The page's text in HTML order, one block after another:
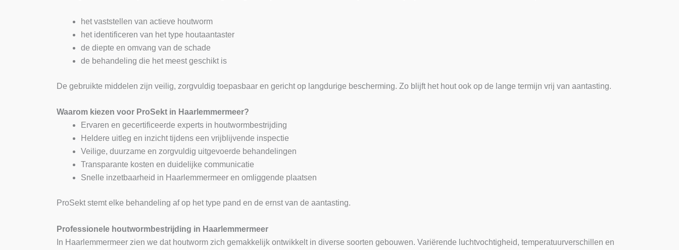
het vaststellen van actieve houtworm
het identificeren van het type houtaantaster
de diepte en omvang van de schade
de behandeling die het meest geschikt is
De gebruikte middelen zijn veilig, zorgvuldig toepasbaar en gericht op langdurige bescherming. Zo blijft het hout ook op de lange termijn vrij van aantasting.
Waarom kiezen voor ProSekt in Haarlemmermeer?
Ervaren en gecertificeerde experts in houtwormbestrijding
Heldere uitleg en inzicht tijdens een vrijblijvende inspectie
Veilige, duurzame en zorgvuldig uitgevoerde behandelingen
Transparante kosten en duidelijke communicatie
Snelle inzetbaarheid in Haarlemmermeer en omliggende plaatsen
ProSekt stemt elke behandeling af op het type pand en de ernst van de aantasting.
Professionele houtwormbestrijding in Haarlemmermeer
In Haarlemmermeer zien we dat houtworm zich gemakkelijk ontwikkelt in diverse soorten gebouwen. Variërende luchtvochtigheid, temperatuurverschillen en